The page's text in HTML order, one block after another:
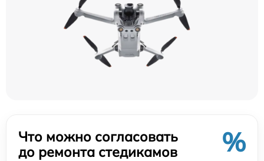
Что можно согласовать
до ремонта стедикамов
%